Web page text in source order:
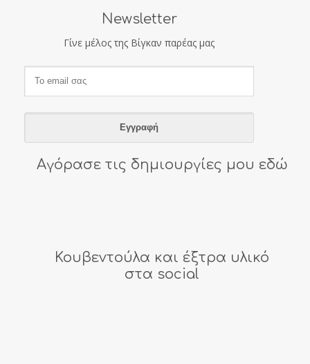
Newsletter
Γίνε μέλος της Βίγκαν παρέας μας
Αγόρασε τις δημιουργίες μου εδώ
Κουβεντούλα και έξτρα υλικό
στα social